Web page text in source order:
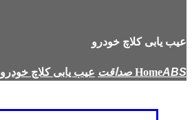
عیب یابی کلاچ خودرو
Home عیب یابی کلاچ خودرو